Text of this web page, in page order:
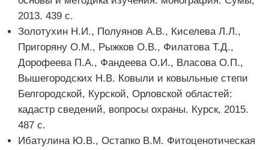
2013. 439 с.
Золотухин Н.И., Полуянов А.В., Киселева Л.Л.,
Пригоряну О.М., Рыжков О.В., Филатова Т.Д.,
Дорофеева П.А., Фандеева О.И., Власова О.П.,
Вышегородских Н.В. Ковыли и ковыльные степи
Белгородской, Курской, Орловской областей:
кадастр сведений, вопросы охраны. Курск, 2015.
487 с.
Ибатулина Ю.В., Остапко В.М. Фитоценотическая